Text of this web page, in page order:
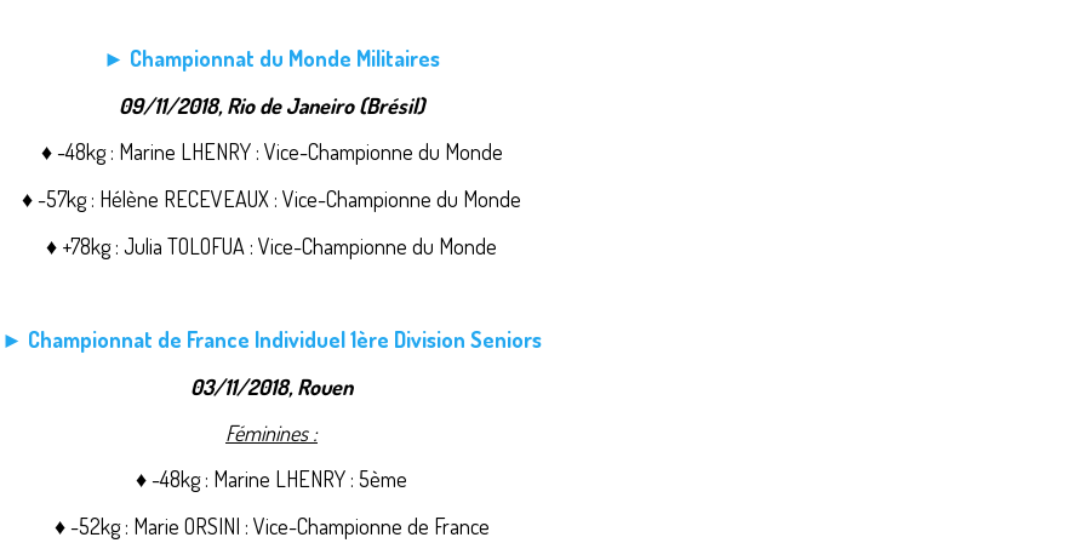
► Championnat du Monde Militaires
09/11/2018, Rio de Janeiro (Brésil)
♦ -48kg : Marine LHENRY : Vice-Championne du Monde
♦ -57kg : Hélène RECEVEAUX : Vice-Championne du Monde
♦ +78kg : Julia TOLOFUA : Vice-Championne du Monde
► Championnat de France Individuel 1ère Division Seniors
03/11/2018, Rouen
Féminines :
♦ -48kg : Marine LHENRY : 5ème
♦ -52kg : Marie ORSINI : Vice-Championne de France